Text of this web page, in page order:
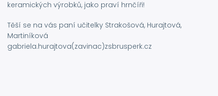
keramických výrobků, jako praví hrnčíři!
Těší se na vás paní učitelky Strakošová, Hurajtová,
Martiníková
gabriela.hurajtova(zavinac)zsbrusperk.cz